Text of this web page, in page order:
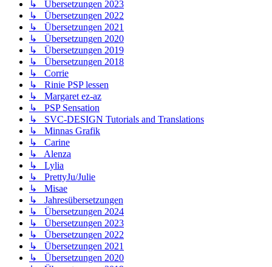
↳ Übersetzungen 2023
↳ Übersetzungen 2022
↳ Übersetzungen 2021
↳ Übersetzungen 2020
↳ Übersetzungen 2019
↳ Übersetzungen 2018
↳ Corrie
↳ Rinie PSP lessen
↳ Margaret ez-az
↳ PSP Sensation
↳ SVC-DESIGN Tutorials and Translations
↳ Minnas Grafik
↳ Carine
↳ Alenza
↳ Lylia
↳ PrettyJu/Julie
↳ Misae
↳ Jahresübersetzungen
↳ Übersetzungen 2024
↳ Übersetzungen 2023
↳ Übersetzungen 2022
↳ Übersetzungen 2021
↳ Übersetzungen 2020